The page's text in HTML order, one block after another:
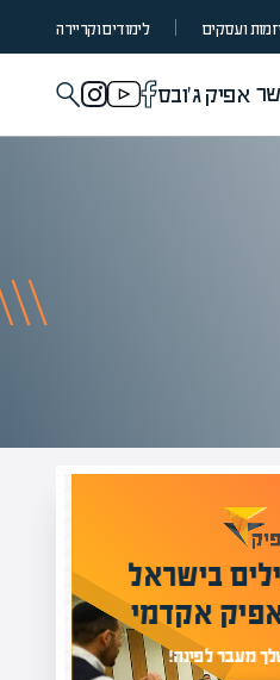
יזמות ועסקים לימודים וקריירה
אפיק ג'ובס
שווי
שווי
באתר